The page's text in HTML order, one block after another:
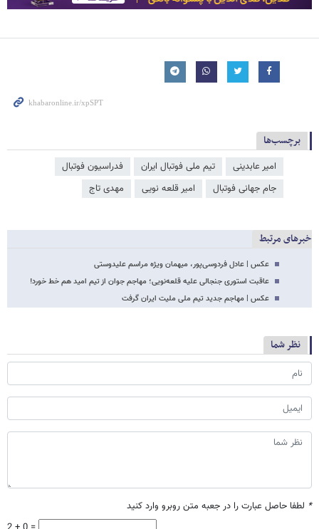
برچسب‌ها
امیر عابدینی تیم ملی فوتبال ایران
فدراسیون فوتبال
جام جهانی فوتبال
امیر قلعه نویی مهدی تاج
خبرهای مرتبط
عکس | عادل فردوسی‌پور، میهمان ویژه مراسم علیدوستی
عاقبت استوری جنجالی علیه قلعه‌نویی؛ مهاجم جوان از تیم امید هم خط خورد!
عکس | مهاجم جدید تیم ملی ملیت ایران گرفت
نظر شما
* لطفا حاصل عبارت را در جعبه متن روبرو وارد کنید